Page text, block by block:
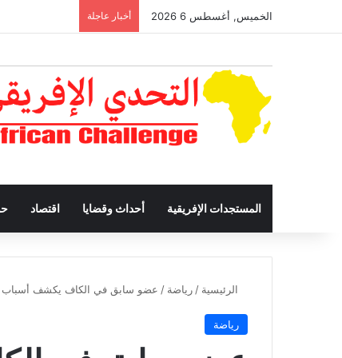
الخميس, أغسطس 6 2026 أخبار عاجلة
المستجدات الإفريقية أحداث وقضايا اقتصاد
الرئيسية / رياضة / عضو سابق في الكاف يكشف أسباب
رياضة